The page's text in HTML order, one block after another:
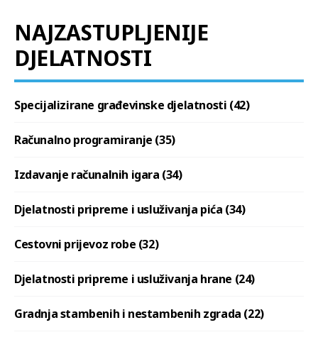
NAJZASTUPLJENIJE
DJELATNOSTI
Specijalizirane građevinske djelatnosti (42)
Računalno programiranje (35)
Izdavanje računalnih igara (34)
Djelatnosti pripreme i usluživanja pića (34)
Cestovni prijevoz robe (32)
Djelatnosti pripreme i usluživanja hrane (24)
Gradnja stambenih i nestambenih zgrada (22)